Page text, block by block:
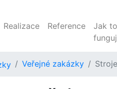
Realizace Reference
Jak to
Veřejné zakázky Stroje